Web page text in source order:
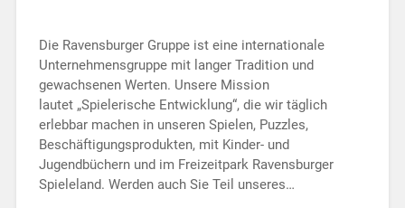
Die Ravensburger Gruppe ist eine internationale
Unternehmensgruppe mit langer Tradition und
gewachsenen Werten. Unsere Mission
lautet „Spielerische Entwicklung“, die wir täglich
erlebbar machen in unseren Spielen, Puzzles,
Beschäftigungsprodukten, mit Kinder- und
Jugendbüchern und im Freizeitpark Ravensburger
Spieleland. Werden auch Sie Teil unseres…